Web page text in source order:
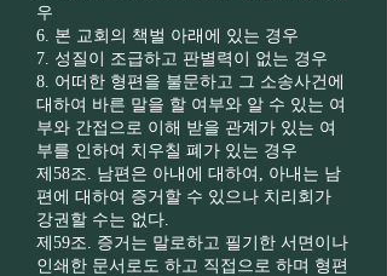
우
6. 본 교회의 책벌 아래에 있는 경우
7. 성질이 조급하고 판별력이 없는 경우
8. 어떠한 형편을 불문하고 그 소송사건에
대하여 바른 말을 할 여부와 알 수 있는 여
부와 간접으로 이해 받을 관계가 있는 여
부를 인하여 치우칠 폐가 있는 경우
제58조. 남편은 아내에 대하여, 아내는 남
편에 대하여 증거할 수 있으나 치리회가
강권할 수는 없다.
제59조. 증거는 말로하고 필기한 서면이나
인쇄한 문서로도 하고 직접으로 하며 형편